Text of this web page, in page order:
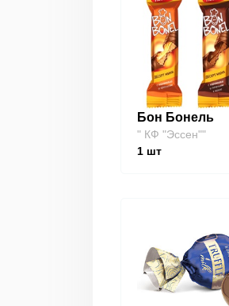
Бон Бонель
" КФ "Эссен""
1 шт